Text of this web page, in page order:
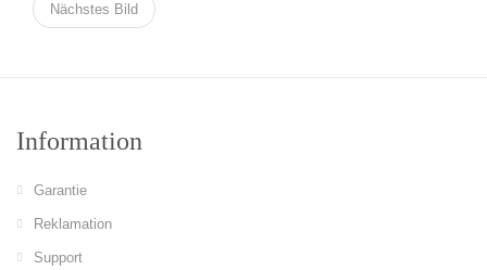
Nächstes Bild
Information
Garantie
Reklamation
Support